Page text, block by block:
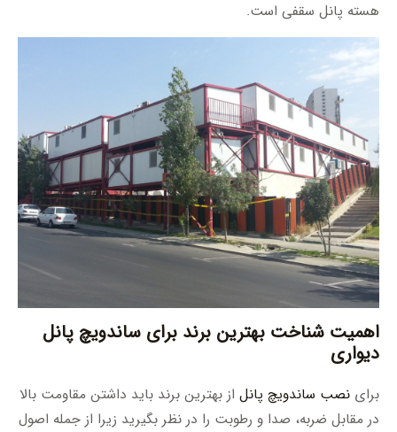
هسته پانل سقفی است.
اهمیت شناخت بهترین برند برای ساندویچ پانل
دیواری
برای نصب ساندویچ پانل از بهترین برند باید داشتن مقاومت بالا
در مقابل ضربه، صدا و رطوبت را در نظر بگیرید زیرا از جمله اصول